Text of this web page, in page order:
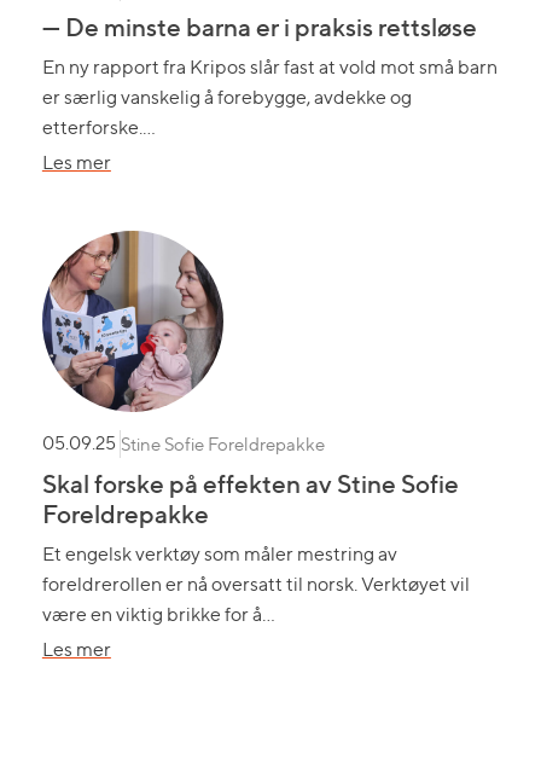
— De minste barna er i praksis rettsløse
En ny rapport fra Kripos slår fast at vold mot små barn
er særlig vanskelig å forebygge, avdekke og
etterforske.…
Les merom
minste
barna
er
i
praksis
rettsløse
05.09.25 Stine Sofie Foreldrepakke
Skal forske på effekten av Stine Sofie
Foreldrepakke
Et engelsk verktøy som måler mestring av
foreldrerollen er nå oversatt til norsk. Verktøyet vil
være en viktig brikke for å…
Les merom